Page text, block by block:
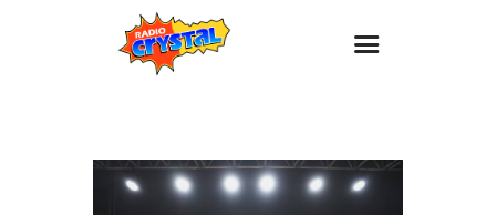
Estaciones